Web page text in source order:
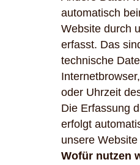
automatisch
Website durch
erfasst. Das
technische
oder Uhrzeit
Die Erfassung
erfolgt
unsere
Wofür nutzen